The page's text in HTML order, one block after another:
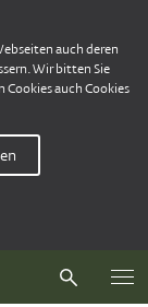
auch deren
Wir bitten Sie
auch Cookies